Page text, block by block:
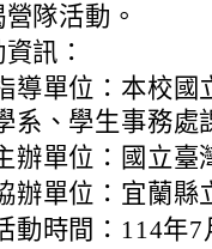
營隊活動。
訊：
導單位：本校國
系、學生事務處
辦單位：國立臺
辦單位：宜蘭縣
動時間：114年